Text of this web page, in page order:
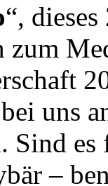
“,
zum
uns
Sind
–